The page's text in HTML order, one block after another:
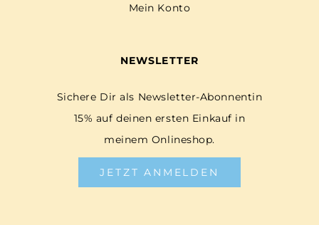
Mein Konto
NEWSLETTER
Sichere Dir als Newsletter-Abonnentin
15% auf deinen ersten Einkauf in
meinem Onlineshop.
JETZT ANMELDEN